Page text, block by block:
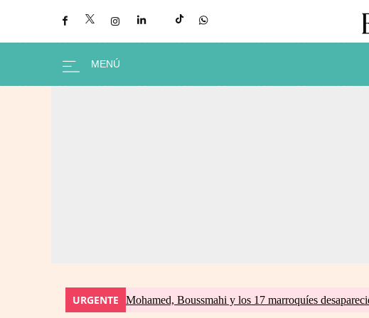
URGENTE Mohamed, Boussmahi y los 17 marroquíes